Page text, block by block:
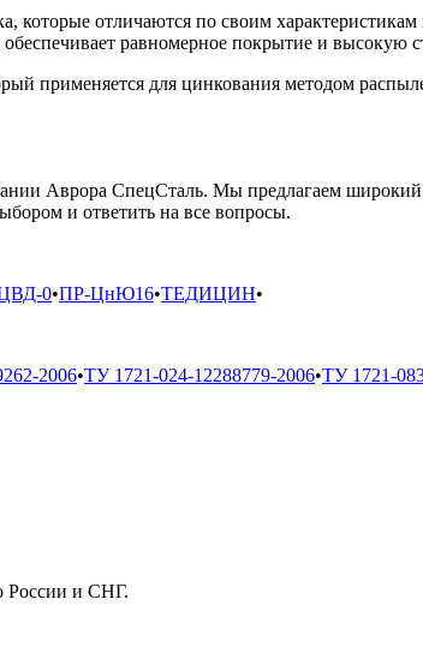
которые отличаются по своим
равномерное покрытие и высокую
для цинкования методом
Аврора СпецСталь. Мы предлагаем широкий
и ответить на все вопросы.
0•ПР-ЦнЮ16•ТЕДИЦИН•
2006•ТУ 1721-024-12288779-2006•ТУ 1721-
России и СНГ.